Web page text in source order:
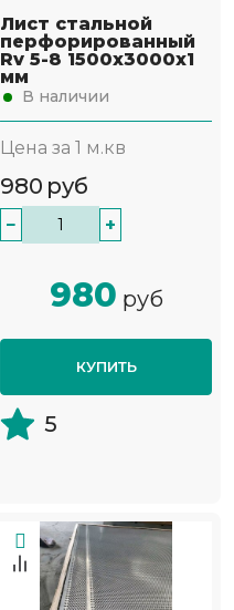
Лист стальной
перфорированный
Rv 5-8 1500х3000х1
мм
В наличии
Цена за 1 м.кв
980 руб
− +
980 руб
КУПИТЬ
5